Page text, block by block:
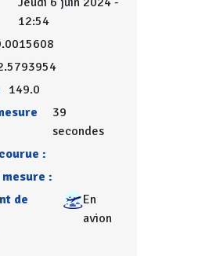
12:54
149.0
39
secondes
:
:
de
En
avion